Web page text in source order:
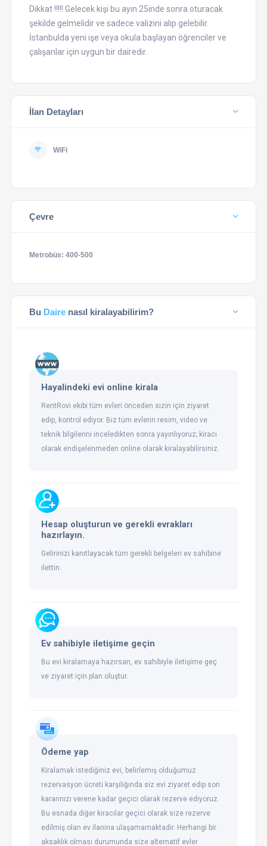
Dikkat !!!!! Gelecek kişi bu ayın 25inde sonra oturacak
şekilde gelmelidir ve sadece valizini alıp gelebilir.
İstanbulda yeni işe veya okula başlayan öğrenciler ve
çalışanlar için uygun bir dairedir.
İlan Detayları
WiFi
Çevre
Metrobüs: 400-500
Bu Daire nasıl kiralayabilirim?
Hayalindeki evi online kirala
RentRovi ekibi tüm evleri önceden sizin için ziyaret
edip, kontrol ediyor. Biz tüm evlerin resim, video ve
teknik bilgilerini inceledikten sonra yayınlıyoruz; kiracı
olarak endişelenmeden online olarak kiralayabilirsiniz.
Hesap oluşturun ve gerekli evrakları
hazırlayın.
Gelirinizi kanıtlayacak tüm gerekli belgeleri ev sahibine
ilettin.
Ev sahibiyle iletişime geçin
Bu evi kiralamaya hazırsan, ev sahibiyle iletişime geç
ve ziyaret için plan oluştur.
Ödeme yap
Kiralamak istediğiniz evi, belirlemiş olduğumuz
rezervasyon ücreti karşılığında siz evi ziyaret edip son
kararınızı verene kadar geçici olarak rezerve ediyoruz.
Bu esnada diğer kiracılar geçici olarak size rezerve
edilmiş olan ev ilanina ulaşamamaktadir. Herhangi bir
aksaklık olması durumunda size alternatif evler